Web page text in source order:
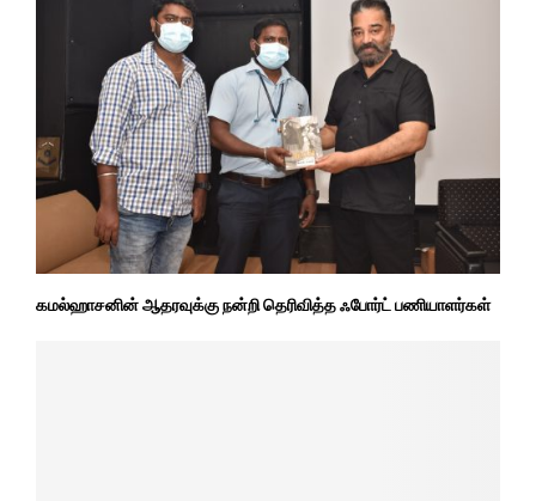
கமல்ஹாசனின் ஆதரவுக்கு நன்றி தெரிவித்த ஃபோர்ட் பணியாளர்கள்